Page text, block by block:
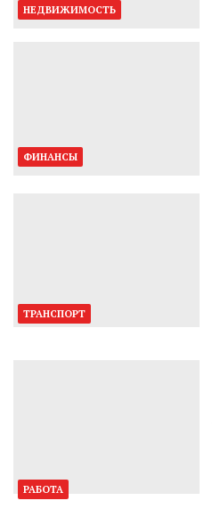
НЕДВИЖИМОСТЬ
ФИНАНСЫ
ТРАНСПОРТ
РАБОТА